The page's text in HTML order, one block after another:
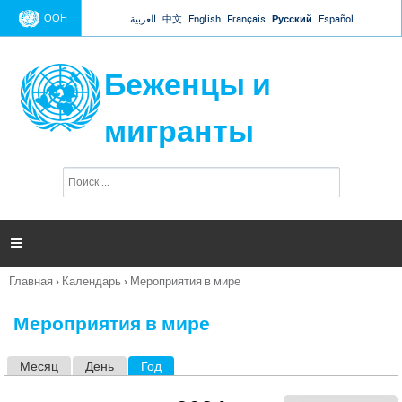
Jump to navigation
ООН العربية 中文 English Français Русский Español
Беженцы и
мигранты
п
и

Вы
Главная › Календарь › Мероприятия в мире
Мероприятия в мире
Месяц День Год